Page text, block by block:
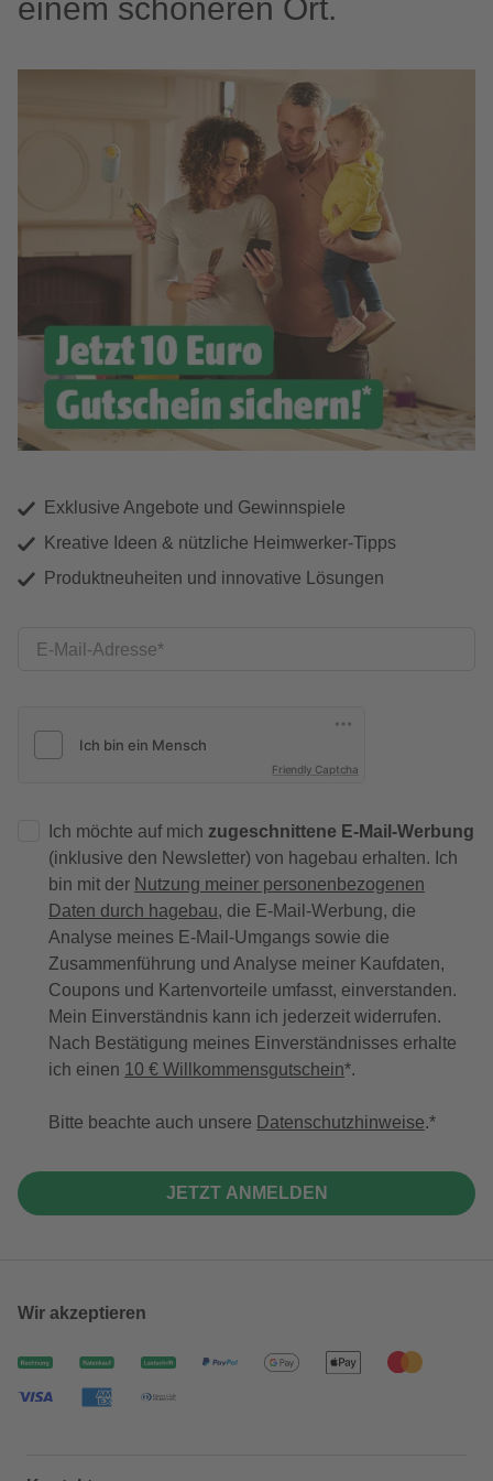
einem schöneren Ort.
Exklusive Angebote und Gewinnspiele
Kreative Ideen & nützliche Heimwerker-Tipps
Produktneuheiten und innovative Lösungen
E-Mail-Adresse
Friendly Captcha
Ich möchte auf mich zugeschnittene E-Mail-Werbung
(inklusive den Newsletter) von hagebau erhalten. Ich
bin mit der Nutzung meiner personenbezogenen
Daten durch hagebau, die E-Mail-Werbung, die
Analyse meines E-Mail-Umgangs sowie die
Zusammenführung und Analyse meiner Kaufdaten,
Coupons und Kartenvorteile umfasst, einverstanden.
Mein Einverständnis kann ich jederzeit widerrufen.
Nach Bestätigung meines Einverständnisses erhalte
ich einen 10 € Willkommensgutschein*.
Bitte beachte auch unsere Datenschutzhinweise.
JETZT ANMELDEN
Wir akzeptieren